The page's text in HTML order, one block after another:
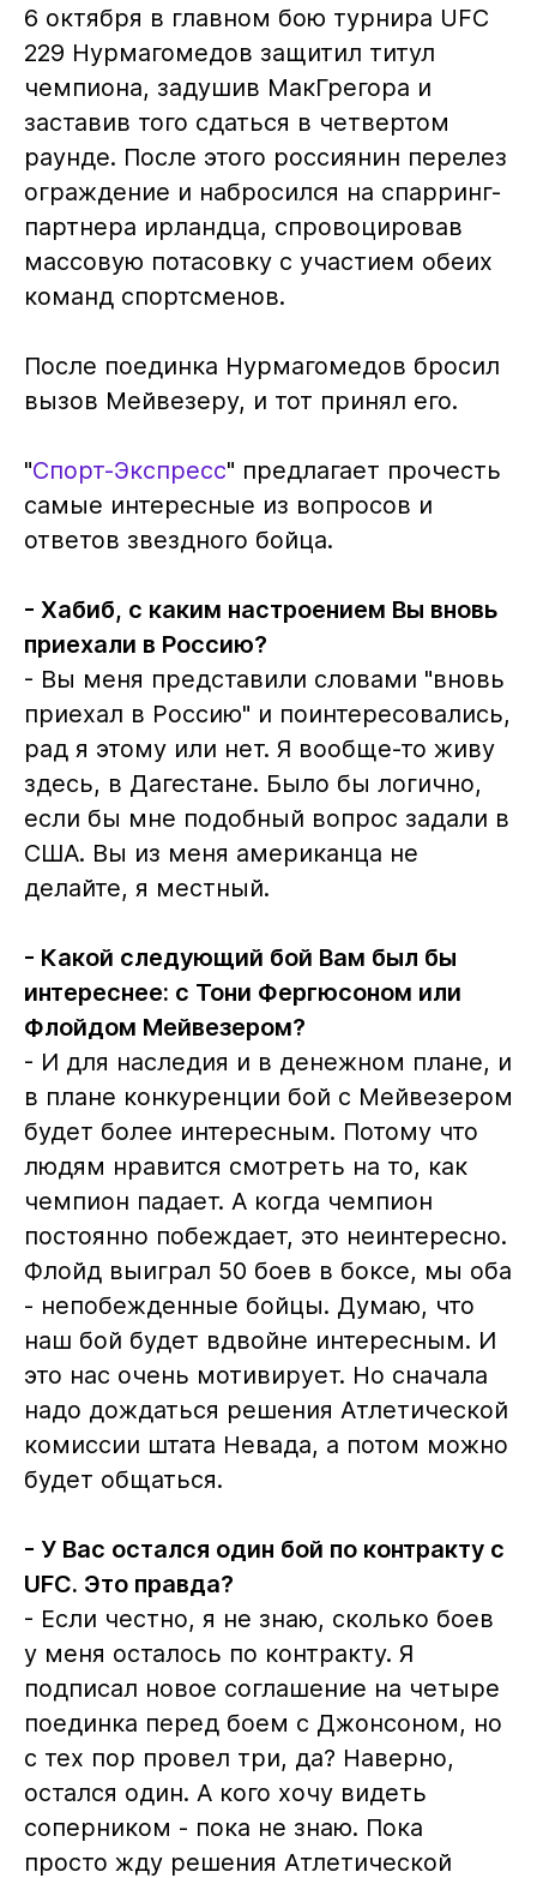
6 октября в главном бою турнира UFC
229 Нурмагомедов защитил титул
чемпиона, задушив МакГрегора и
заставив того сдаться в четвертом
раунде. После этого россиянин перелез
ограждение и набросился на спарринг-
партнера ирландца, спровоцировав
массовую потасовку с участием обеих
команд спортсменов.
После поединка Нурмагомедов бросил
вызов Мейвезеру, и тот принял его.
"Спорт-Экспресс" предлагает прочесть
самые интересные из вопросов и
ответов звездного бойца.
- Хабиб, с каким настроением Вы вновь
приехали в Россию?
- Вы меня представили словами "вновь
приехал в Россию" и поинтересовались,
рад я этому или нет. Я вообще-то живу
здесь, в Дагестане. Было бы логично,
если бы мне подобный вопрос задали в
США. Вы из меня американца не
делайте, я местный.
- Какой следующий бой Вам был бы
интереснее: с Тони Фергюсоном или
Флойдом Мейвезером?
- И для наследия и в денежном плане, и
в плане конкуренции бой с Мейвезером
будет более интересным. Потому что
людям нравится смотреть на то, как
чемпион падает. А когда чемпион
постоянно побеждает, это неинтересно.
Флойд выиграл 50 боев в боксе, мы оба
- непобежденные бойцы. Думаю, что
наш бой будет вдвойне интересным. И
это нас очень мотивирует. Но сначала
надо дождаться решения Атлетической
комиссии штата Невада, а потом можно
будет общаться.
- У Вас остался один бой по контракту с
UFC. Это правда?
- Если честно, я не знаю, сколько боев
у меня осталось по контракту. Я
подписал новое соглашение на четыре
поединка перед боем с Джонсоном, но
с тех пор провел три, да? Наверно,
остался один. А кого хочу видеть
соперником - пока не знаю. Пока
просто жду решения Атлетической